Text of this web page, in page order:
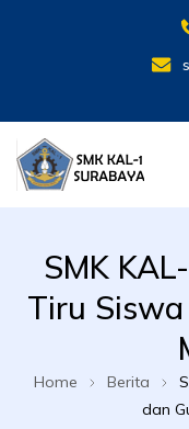
SMK
Tiru
Home Berita
dan